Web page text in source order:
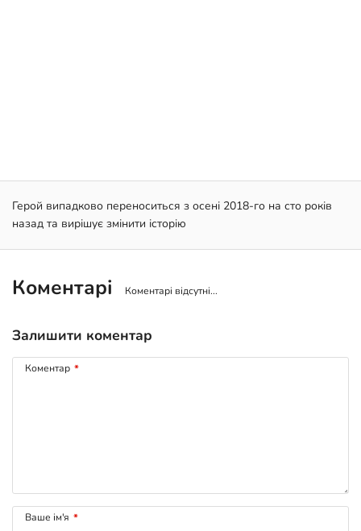
Герой випадково переноситься з осені 2018-го на сто років
назад та вирішує змінити історію
Коментарі Коментарі відсутні...
Залишити коментар
Коментар *
Ваше ім'я *